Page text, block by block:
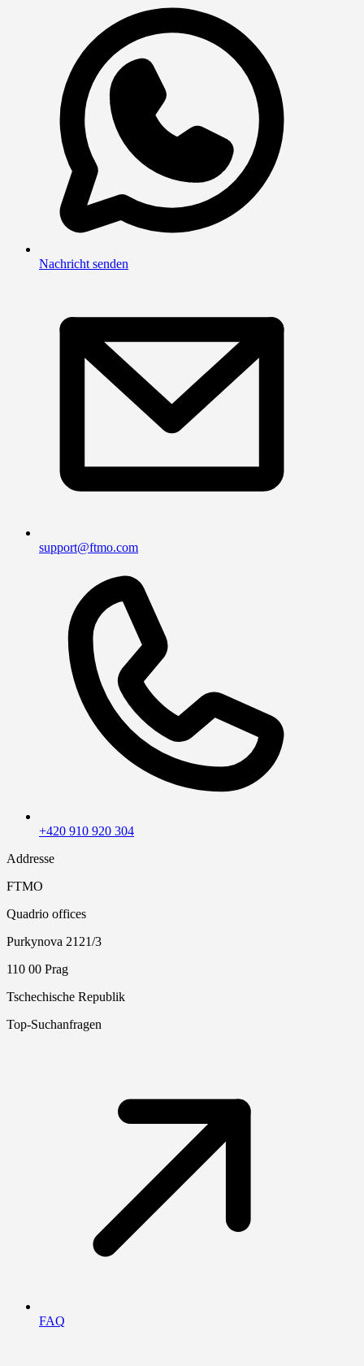
Nachricht senden
support@ftmo.com
+420 910 920 304
Addresse
FTMO
Quadrio offices
Purkynova 2121/3
110 00 Prag
Tschechische Republik
Top-Suchanfragen
FAQ